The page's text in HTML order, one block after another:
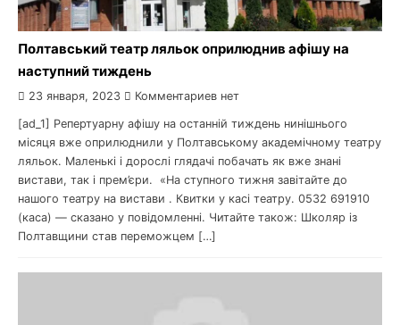
Полтавський театр ляльок оприлюднив афішу на
наступний тиждень
23 января, 2023 Комментариев нет
[ad_1] Репертуарну афішу на останній тиждень нинішнього
місяця вже оприлюднили у Полтавському академічному театру
ляльок. Маленькі і дорослі глядачі побачать як вже знані
вистави, так і прем’єри. «На ступного тижня завітайте до
нашого театру на вистави . Квитки у касі театру. 0532 691910
(каса) — сказано у повідомленні. Читайте також: Школяр із
Полтавщини став переможцем […]